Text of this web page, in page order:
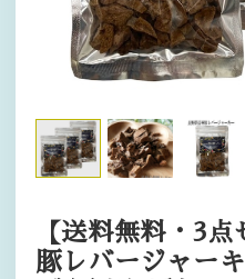
【送料無料・3
豚レバージャー